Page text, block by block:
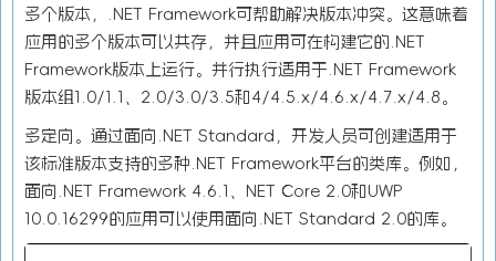
多个版本，.NET Framework可帮助解决版本冲突。这意味着
应用的多个版本可以共存，并且应用可在构建它的.NET
Framework版本上运行。并行执行适用于.NET Framework
版本组1.0/1.1、2.0/3.0/3.5和4/4.5.x/4.6.x/4.7.x/4.8。
多定向。通过面向.NET Standard，开发人员可创建适用于
该标准版本支持的多种.NET Framework平台的类库。例如，
面向.NET Framework 4.6.1、NET Core 2.0和UWP
10.0.16299的应用可以使用面向.NET Standard 2.0的库。